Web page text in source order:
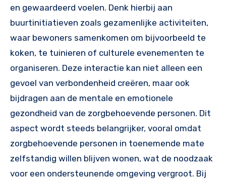
en gewaardeerd voelen. Denk hierbij aan
buurtinitiatieven zoals gezamenlijke activiteiten,
waar bewoners samenkomen om bijvoorbeeld te
koken, te tuinieren of culturele evenementen te
organiseren. Deze interactie kan niet alleen een
gevoel van verbondenheid creëren, maar ook
bijdragen aan de mentale en emotionele
gezondheid van de zorgbehoevende personen. Dit
aspect wordt steeds belangrijker, vooral omdat
zorgbehoevende personen in toenemende mate
zelfstandig willen blijven wonen, wat de noodzaak
voor een ondersteunende omgeving vergroot. Bij